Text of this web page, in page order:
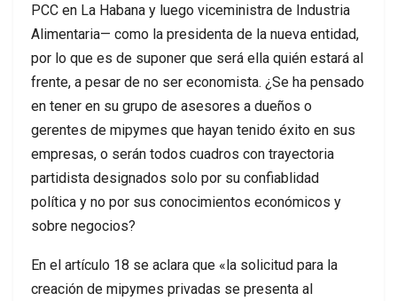
PCC en La Habana y luego viceministra de Industria
Alimentaria— como la presidenta de la nueva entidad,
por lo que es de suponer que será ella quién estará al
frente, a pesar de no ser economista. ¿Se ha pensado
en tener en su grupo de asesores a dueños o
gerentes de mipymes que hayan tenido éxito en sus
empresas, o serán todos cuadros con trayectoria
partidista designados solo por su confiablidad
política y no por sus conocimientos económicos y
sobre negocios?
En el artículo 18 se aclara que «la solicitud para la
creación de mipymes privadas se presenta al